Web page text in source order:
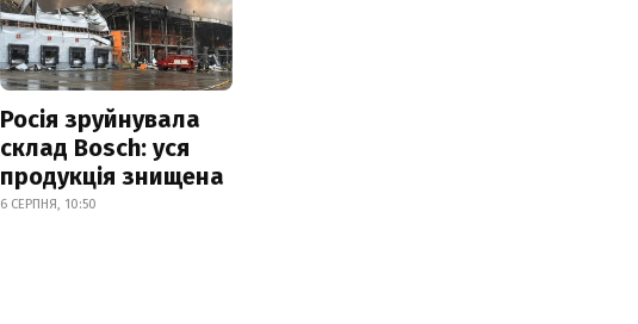
Росія зруйнувала
склад Bosch: уся
продукція знищена
6 СЕРПНЯ, 10:50